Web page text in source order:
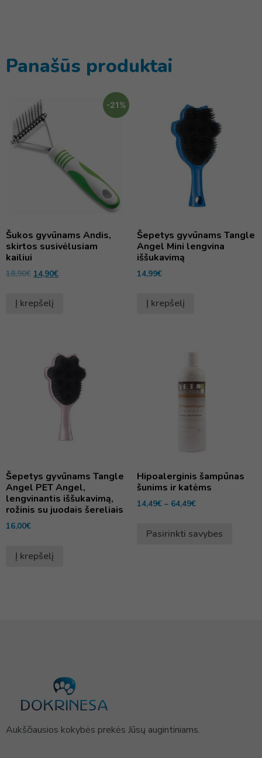
Panašūs produktai
-21%
Šukos gyvūnams Andis,
skirtos susivėlusiam
kailiui
18,90€ 14,90€
Į krepšelį
Šepetys gyvūnams Tangle
Angel Mini lengvina
iššukavimą
14,99€
Į krepšelį
Šepetys gyvūnams Tangle
Angel PET Angel,
lengvinantis iššukavimą,
rožinis su juodais šereliais
16,00€
Į krepšelį
Hipoalerginis šampūnas
šunims ir katėms
14,49€ – 64,49€
Pasirinkti savybes
Aukščiausios kokybės prekės Jūsų augintiniams.